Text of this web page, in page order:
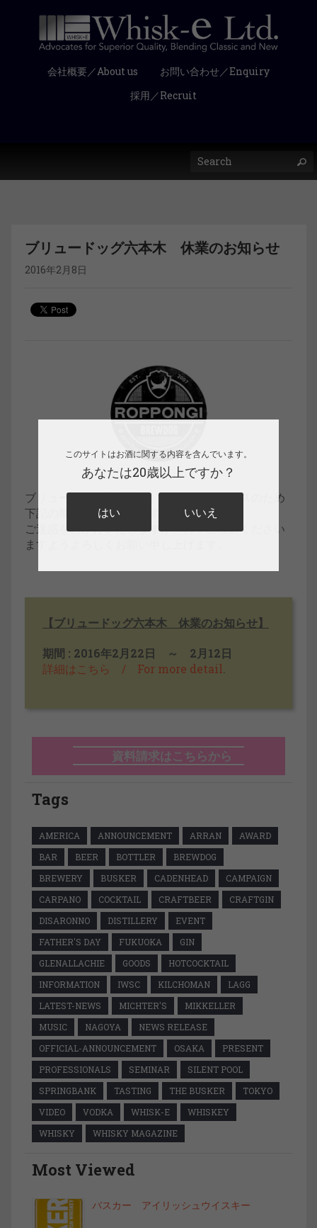
会社概要／About us
お問い合わせ／Enquiry
採用／Recruit
ブリュードッグ六本木 休業のお知らせ
2016年2月8日
ブリュードッグ六本木は、店舗メンテナンスのため
下記の期間休業いたします。
ご迷惑をおかけいたしますが、何卒ご理解ください
ますようよろしくお願い申し上げます。
【ブリュードッグ六本木 休業のお知らせ】
期間 : 2016年2月22日 ～ 2月12日
詳細はこちら / For more detail
資料請求はこちらから
Tags
AMERICA ANNOUNCEMENT ARRAN
AWARD
BAR
BEER BOTTLER
BREWDOG
BREWERY
BUSKER CADENHEAD
CAMPAIGN
CARPANO
COCKTAIL CRAFTBEER
CRAFTGIN
DISARONNO
DISTILLERY
EVENT
FATHER'S DAY
FUKUOKA
GIN
GLENALLACHIE
GOODS
HOTCOCKTAIL
INFORMATION
IWSC KILCHOMAN
LAGG
LATEST-NEWS
MICHTER'S
MIKKELLER
MUSIC
NAGOYA
NEWS RELEASE
OFFICIAL-ANNOUNCEMENT
OSAKA
PRESENT
PROFESSIONALS
SEMINAR
SILENT POOL
SPRINGBANK
TASTING THE BUSKER
TOKYO
VIDEO
VODKA WHISK-E
WHISKEY
WHISKY
WHISKY MAGAZINE
Most Viewed
バスカー アイリッシュウイスキー
このサイトはお酒に関する内容を含んでいます。
あなたは20歳以上ですか？
はい いいえ